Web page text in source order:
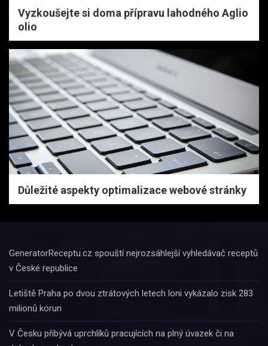
Vyzkoušejte si doma přípravu lahodného Aglio
olio
Důležité aspekty optimalizace webové stránky
GeneratorReceptu.cz spouští nejrozsáhlejší vyhledávač receptů
v České republice
Letiště Praha po dvou ztrátových letech loni vykázalo zisk 283
milionů korun
V Česku přibývá uprchlíků pracujících na plný úvazek či na